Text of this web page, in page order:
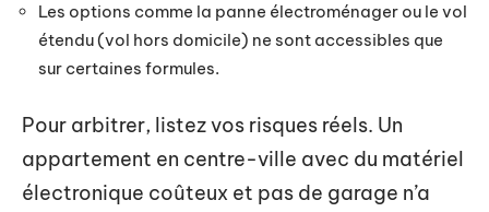
Les options comme la panne électroménager ou le vol
étendu (vol hors domicile) ne sont accessibles que
sur certaines formules.
Pour arbitrer, listez vos risques réels. Un
appartement en centre-ville avec du matériel
électronique coûteux et pas de garage n’a